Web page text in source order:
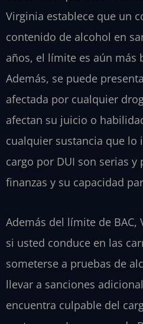
Virginia establece que un
contenido de alcohol en
años, el límite es aún más
Además, se puede
afectada por cualquier
afectan su juicio o
cualquier sustancia que lo
cargo por DUI son serias
finanzas y su capacidad
Además del límite de
si usted conduce en las
someterse a pruebas de
llevar a sanciones
encuentra culpable del